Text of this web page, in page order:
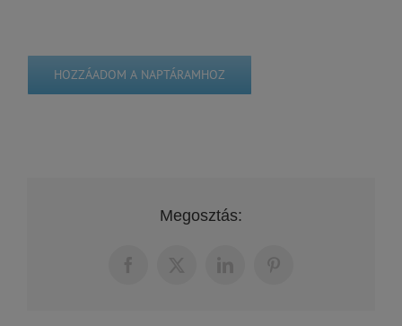
HOZZÁADOM A NAPTÁRAMHOZ
Megosztás: